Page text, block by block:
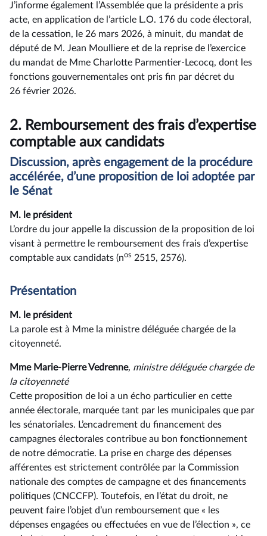
J’informe également l’Assemblée que la présidente a pris
acte, en application de l’article L.O. 176 du code électoral,
de la cessation, le 26 mars 2026, à minuit, du mandat de
député de M. Jean Moulliere et de la reprise de l’exercice
du mandat de Mme Charlotte Parmentier-Lecocq, dont les
fonctions gouvernementales ont pris fin par décret du
26 février 2026.
2. Remboursement des frais d’expertise
comptable aux candidats
Discussion, après engagement de la procédure
accélérée, d’une proposition de loi adoptée par
le Sénat
M. le président
L’ordre du jour appelle la discussion de la proposition de loi
visant à permettre le remboursement des frais d’expertise
comptable aux candidats (nos 2515, 2576).
Présentation
M. le président
La parole est à Mme la ministre déléguée chargée de la
citoyenneté.
Mme Marie-Pierre Vedrenne, ministre déléguée chargée de
la citoyenneté
Cette proposition de loi a un écho particulier en cette
année électorale, marquée tant par les municipales que par
les sénatoriales. L’encadrement du financement des
campagnes électorales contribue au bon fonctionnement
de notre démocratie. La prise en charge des dépenses
afférentes est strictement contrôlée par la Commission
nationale des comptes de campagne et des financements
politiques (CNCCFP). Toutefois, en l’état du droit, ne
peuvent faire l’objet d’un remboursement que « les
dépenses engagées ou effectuées en vue de l’élection », ce